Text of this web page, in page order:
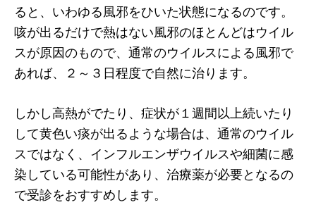
ると、いわゆる風邪をひいた状態になるのです。
咳が出るだけで熱はない風邪のほとんどはウイル
スが原因のもので、通常のウイルスによる風邪で
あれば、２～３日程度で自然に治ります。
しかし高熱がでたり、症状が１週間以上続いたり
して黄色い痰が出るような場合は、通常のウイル
スではなく、インフルエンザウイルスや細菌に感
染している可能性があり、治療薬が必要となるの
で受診をおすすめします。